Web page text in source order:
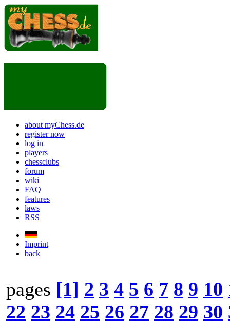
about myChess.de
register now
log in
players
chessclubs
forum
wiki
FAQ
features
laws
RSS
Imprint
back
pages [1] 2 3 4 5 6 7 8 9 10
22 23 24 25 26 27 28 29 30